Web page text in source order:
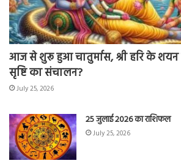
आज से शुरू हुआ चातुर्मास, श्री हरि के
सृष्टि का संचालन?
July 25, 2026
25 जुलाई 2026 का राशिफल
July 25, 2026